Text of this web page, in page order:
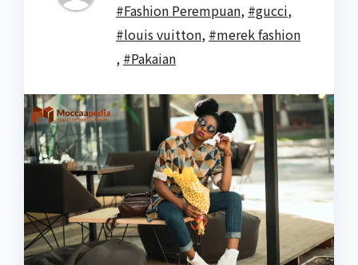
#Fashion Perempuan, #gucci,
#louis vuitton, #merek fashion
, #Pakaian